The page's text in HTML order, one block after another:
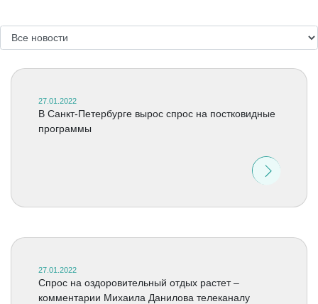
27.01.2022
В Санкт-Петербурге вырос спрос на постковидные
программы
27.01.2022
Спрос на оздоровительный отдых растет –
комментарии Михаила Данилова телеканалу